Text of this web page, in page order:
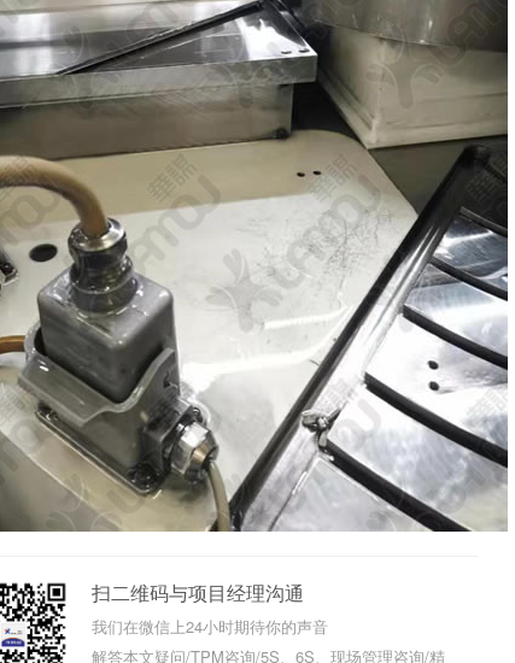
扫二维码与项目经理沟通
我们在微信上24小时期待你的声音
解答本文疑问/TPM咨询/5S、6S、现场管理咨询/精